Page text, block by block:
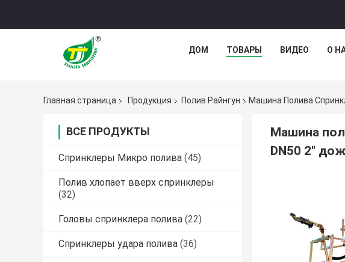
ДОМ ТОВАРЫ ВИДЕО О
Главная страница Продукция Полив Райнгун Машина Полива
ВСЕ ПРОДУКТЫ
Спринклеры Микро полива (45)
Полив хлопает вверх спринклеры
(32)
Головы спринклера полива (22)
Спринклеры удара полива (36)
Машина
DN50 2"